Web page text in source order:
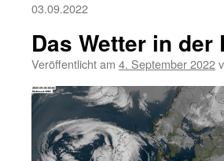
03.09.2022
Das Wetter in der
Veröffentlicht am 4. September 2022